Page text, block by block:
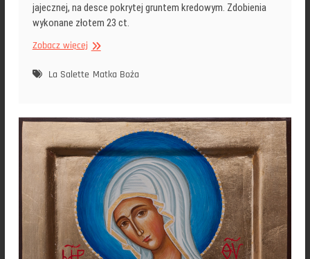
jajecznej, na desce pokrytej gruntem kredowym. Zdobienia
wykonane złotem 23 ct.
Zobacz więcejIkona
Boża
Salette
La Salette Matka Boża